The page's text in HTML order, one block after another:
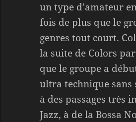
un type d’amateur
fois de plus que le
genres tout court.
la suite de Colors
que le groupe a
ultra technique sans
à des passages très
Jazz, à de la Bossa